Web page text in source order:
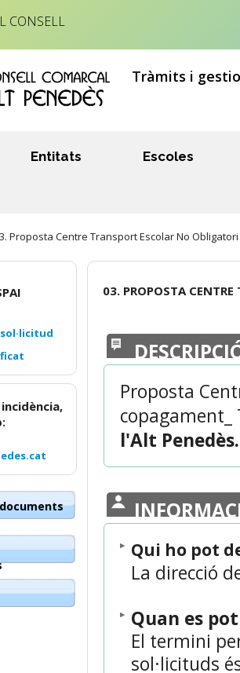
CONSELL
Tràmits i
Entitats
Escoles
Proposta Centre Transport Escolar No
03. PROPOSTA
Proposta
copagament_
l'Alt Penedès.
Qui ho pot
La direcció
Quan es
El termini
sol·licituds